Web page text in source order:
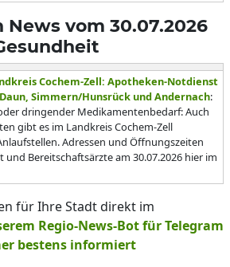
vom 30.07.2026
Cochem-Zell: Apotheken-Notdienst
Simmern/Hunsrück und Andernach:
dringender Medikamentenbedarf: Auch
gibt es im Landkreis Cochem-Zell
Adressen und Öffnungszeiten
Bereitschaftsärzte am 30.07.2026 hier im
für Ihre Stadt direkt im
Regio-News-Bot für Telegram
bestens informiert